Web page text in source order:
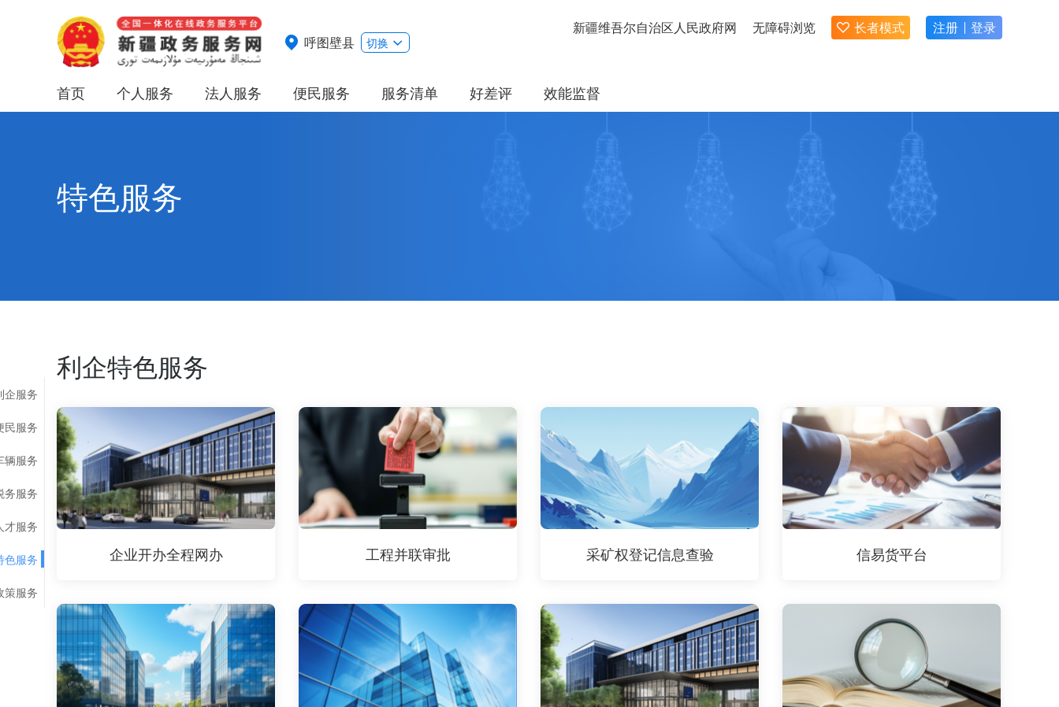
呼图壁县 切换
新疆维吾尔自治区人民政府网 无障碍浏览 长者模式 注册 登录
首页 个人服务 法人服务 便民服务 服务清单 好差评 效能监督
特色服务
利企特色服务
企业开办全程网办 工程并联审批 采矿权登记信息查验 信易货平台
企服务
民服务
辆服务
务服务
才服务
色服务
策服务